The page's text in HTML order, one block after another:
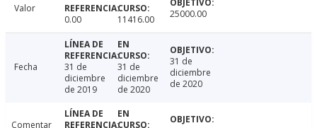
Valor
0.00
11416.00 25000.00
Fecha
31 de
diciembre
de 2019
31 de
diciembre
de 2020
31 de
diciembre
de 2020
Comentar